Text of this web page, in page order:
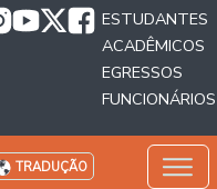
ESTUDANTES
ACADÊMICOS
EGRESSOS
FUNCIONÁRIOS
TRADUÇÃO